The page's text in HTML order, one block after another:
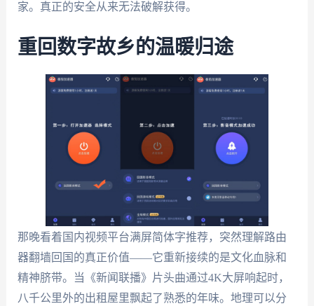
家。真正的安全从来无法破解获得。
重回数字故乡的温暖归途
那晚看着国内视频平台满屏简体字推荐，突然理解路由
器翻墙回国的真正价值——它重新接续的是文化血脉和
精神脐带。当《新闻联播》片头曲通过4K大屏响起时，
八千公里外的出租屋里飘起了熟悉的年味。地理可以分